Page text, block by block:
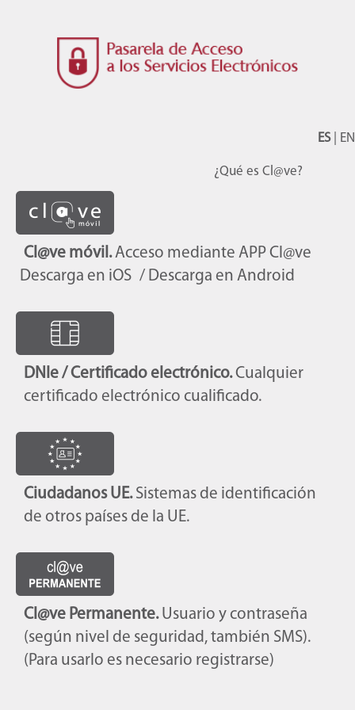
ES| EN
¿Qué es Cl@ve?
Cl@ve móvil.Acceso mediante APP Cl@ve
Descarga en iOS / Descarga en Android
DNIe / Certificado electrónico.Cualquier
certificado electrónico cualificado.
Ciudadanos UE. Sistemas de identificación
de otros países de la UE.
Cl@ve Permanente. Usuario y contraseña
(según nivel de seguridad, también SMS).
(Para usarlo es necesario registrarse)